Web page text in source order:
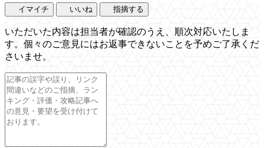
イマイチ いいね 指摘する
いただいた内容は担当者が確認のうえ、順次対応いたしま
す。個々のご意見にはお返事できないことを予めご了承くだ
さいませ。